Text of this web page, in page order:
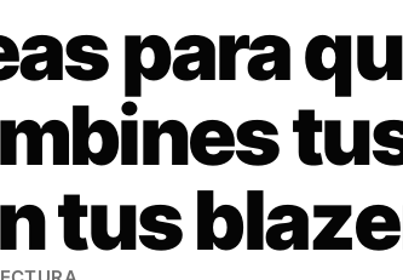
para
tus